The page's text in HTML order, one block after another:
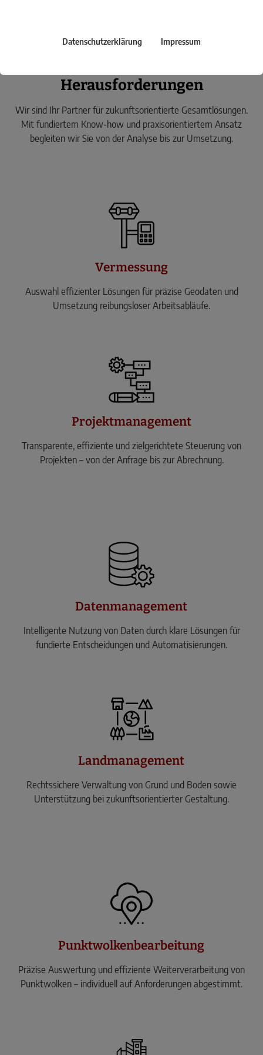
Datenschutzerklärung Impressum
Herausforderungen
Wir sind Ihr Partner für zukunftsorientierte Gesamtlösungen.
Mit fundiertem Know-how und praxisorientiertem Ansatz
begleiten wir Sie von der Analyse bis zur Umsetzung.
Vermessung
Auswahl effizienter Lösungen für präzise Geodaten und
Umsetzung reibungsloser Arbeitsabläufe.
Projektmanagement
Transparente, effiziente und zielgerichtete Steuerung von
Projekten – von der Anfrage bis zur Abrechnung.
Datenmanagement
Intelligente Nutzung von Daten durch klare Lösungen für
fundierte Entscheidungen und Automatisierungen.
Landmanagement
Rechtssichere Verwaltung von Grund und Boden sowie
Unterstützung bei zukunftsorientierter Gestaltung.
Punktwolkenbearbeitung
Präzise Auswertung und effiziente Weiterverarbeitung von
Punktwolken – individuell auf Anforderungen abgestimmt.